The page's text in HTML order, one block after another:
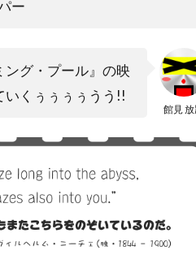
トム・フォックス
トム・マッカーシー
トム・リース・ファレル
トライスター
ーズ
ーズ
イト
ー
館見
ング・プール』の映
いくぅぅぅぅうう!!